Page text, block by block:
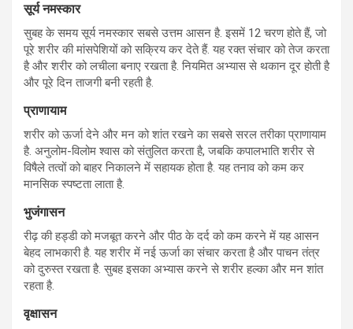
सूर्य नमस्कार
सुबह के समय सूर्य नमस्कार सबसे उत्तम आसन है. इसमें 12 चरण होते हैं, जो
पूरे शरीर की मांसपेशियों को सक्रिय कर देते हैं. यह रक्त संचार को तेज करता
है और शरीर को लचीला बनाए रखता है. नियमित अभ्यास से थकान दूर होती है
और पूरे दिन ताजगी बनी रहती है.
प्राणायाम
शरीर को ऊर्जा देने और मन को शांत रखने का सबसे सरल तरीका प्राणायाम
है. अनुलोम-विलोम श्वास को संतुलित करता है, जबकि कपालभाति शरीर से
विषैले तत्वों को बाहर निकालने में सहायक होता है. यह तनाव को कम कर
मानसिक स्पष्टता लाता है.
भुजंगासन
रीढ़ की हड्डी को मजबूत करने और पीठ के दर्द को कम करने में यह आसन
बेहद लाभकारी है. यह शरीर में नई ऊर्जा का संचार करता है और पाचन तंत्र
को दुरुस्त रखता है. सुबह इसका अभ्यास करने से शरीर हल्का और मन शांत
रहता है.
वृक्षासन